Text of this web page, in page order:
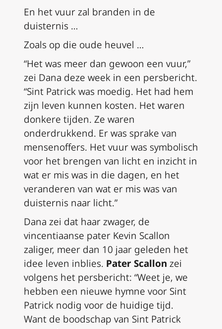
En het vuur zal branden in de
duisternis …
Zoals op die oude heuvel …
“Het was meer dan gewoon een vuur,”
zei Dana deze week in een persbericht.
“Sint Patrick was moedig. Het had hem
zijn leven kunnen kosten. Het waren
donkere tijden. Ze waren
onderdrukkend. Er was sprake van
mensenoffers. Het vuur was symbolisch
voor het brengen van licht en inzicht in
wat er mis was in die dagen, en het
veranderen van wat er mis was van
duisternis naar licht.”
Dana zei dat haar zwager, de
vincentiaanse pater Kevin Scallon
zaliger, meer dan 10 jaar geleden het
idee leven inblies. Pater Scallon zei
volgens het persbericht: “Weet je, we
hebben een nieuwe hymne voor Sint
Patrick nodig voor de huidige tijd.
Want de boodschap van Sint Patrick